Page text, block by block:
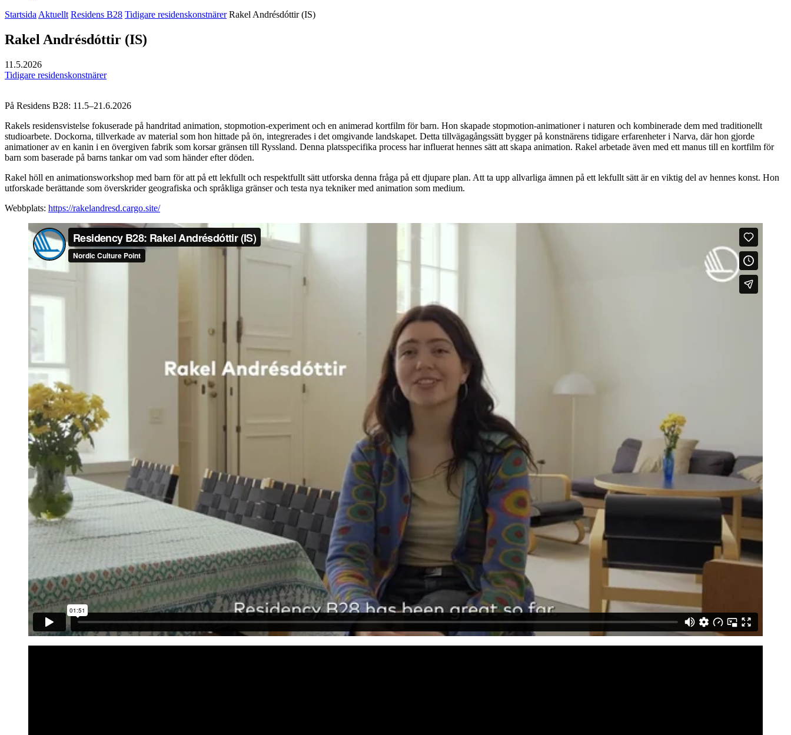
Startsida Aktuellt Residens B28 Tidigare residenskonstnärer Rakel Andrésdóttir (IS)
Rakel Andrésdóttir (IS)
11.5.2026
Tidigare residenskonstnärer
På Residens B28: 11.5–21.6.2026
Rakels residensvistelse fokuserade på handritad animation, stopmotion-experiment och en animerad kortfilm för barn. Hon skapade stopmotion-animationer i naturen och kombinerade dem med traditionellt
studioarbete. Dockorna, tillverkade av material som hon hittade på ön, integrerades i det omgivande landskapet. Detta tillvägagångssätt bygger på konstnärens tidigare erfarenheter i Narva, där hon gjorde
animationer av en kanin i en övergiven fabrik som korsar gränsen till Ryssland. Denna platsspecifika process har influerat hennes sätt att skapa animation. Rakel arbetade även med ett manus till en kortfilm för
barn som baserade på barns tankar om vad som händer efter döden.
Rakel höll en animationsworkshop med barn för att på ett lekfullt och respektfullt sätt utforska denna fråga på ett djupare plan. Att ta upp allvarliga ämnen på ett lekfullt sätt är en viktig del av hennes konst. Hon
utforskade berättande som överskrider geografiska och språkliga gränser och testa nya tekniker med animation som medium.
Webbplats: https://rakelandresd.cargo.site/